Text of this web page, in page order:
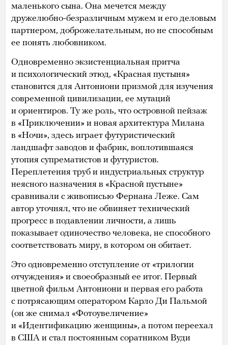
маленького сына. Она мечется между
дружелюбно-безразличным мужем и его деловым
партнером, доброжелательным, но не способным
ее понять любовником.
Одновременно экзистенциальная притча
и психологический этюд, «Красная пустыня»
становится для Антониони призмой для изучения
современной цивилизации, ее мутаций
и ориентиров. Ту же роль, что островной пейзаж
в «Приключении» и новая архитектура Милана
в «Ночи», здесь играет футуристический
ландшафт заводов и фабрик, воплотившаяся
утопия супрематистов и футуристов.
Переплетения труб и индустриальных структур
неясного назначения в «Красной пустыне»
сравнивали с живописью Фернана Леже. Сам
автор уточнял, что не обвиняет технический
прогресс в подавлении личности, а лишь
показывает одиночество человека, не способного
соответствовать миру, в котором он обитает.
Это одновременно отступление от «трилогии
отчуждения» и своеобразный ее итог. Первый
цветной фильм Антониони и первая его работа
с потрясающим оператором Карло Ди Пальмой
(он же снимал «Фотоувеличение»
и «Идентификацию женщины», а потом переехал
в США и стал постоянным соратником Вуди